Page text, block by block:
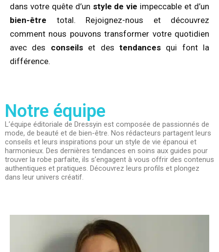
dans votre quête d’un style de vie impeccable et d’un
bien-être total. Rejoignez-nous et découvrez
comment nous pouvons transformer votre quotidien
avec des conseilset des tendancesqui font la
différence.
Notre équipe
L’équipe éditoriale de Dressyin est composée de passionnés de
mode, de beauté et de bien-être. Nos rédacteurs partagent leurs
conseils et leurs inspirations pour un style de vie épanoui et
harmonieux. Des dernières tendances en soins aux guides pour
trouver la robe parfaite, ils s’engagent à vous offrir des contenus
authentiques et pratiques. Découvrez leurs profils et plongez
dans leur univers créatif.